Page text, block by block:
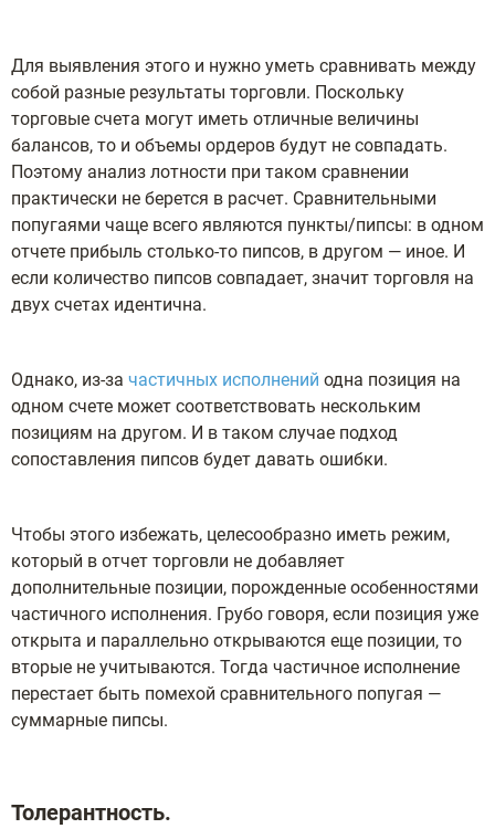
Для выявления этого и нужно уметь сравнивать между
собой разные результаты торговли. Поскольку
торговые счета могут иметь отличные величины
балансов, то и объемы ордеров будут не совпадать.
Поэтому анализ лотности при таком сравнении
практически не берется в расчет. Сравнительными
попугаями чаще всего являются пункты/пипсы: в одном
отчете прибыль столько-то пипсов, в другом — иное. И
если количество пипсов совпадает, значит торговля на
двух счетах идентична.
Однако, из-за частичных исполнений одна позиция на
одном счете может соответствовать нескольким
позициям на другом. И в таком случае подход
сопоставления пипсов будет давать ошибки.
Чтобы этого избежать, целесообразно иметь режим,
который в отчет торговли не добавляет
дополнительные позиции, порожденные особенностями
частичного исполнения. Грубо говоря, если позиция уже
открыта и параллельно открываются еще позиции, то
вторые не учитываются. Тогда частичное исполнение
перестает быть помехой сравнительного попугая —
суммарные пипсы.
Толерантность.